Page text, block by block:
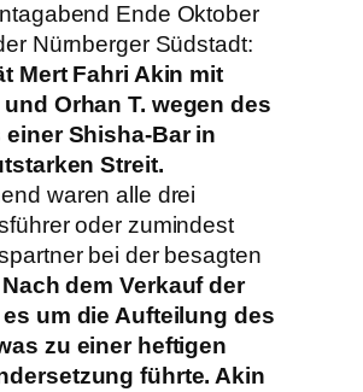
Ende Oktober
Nürnberger Südstadt:
Mert Fahri Akin mit
Orhan T. wegen des
einer Shisha-Bar in
Streit.
waren alle drei
oder zumindest
bei der besagten
Nach dem Verkauf der
um die Aufteilung des
zu einer heftigen
führte. Akin